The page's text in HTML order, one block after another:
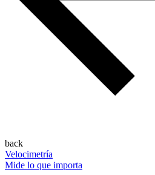
back
Velocimetría
Mide lo que importa